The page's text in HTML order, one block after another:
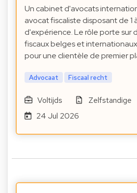
Un cabinet d'avocats
avocat fiscaliste disposant de 1
d'expérience. Le rôle porte sur
fiscaux belges et
pour une clientèle de premier
Advocaat Fiscaal recht
Voltijds Zelfstandige
24 Jul 2026